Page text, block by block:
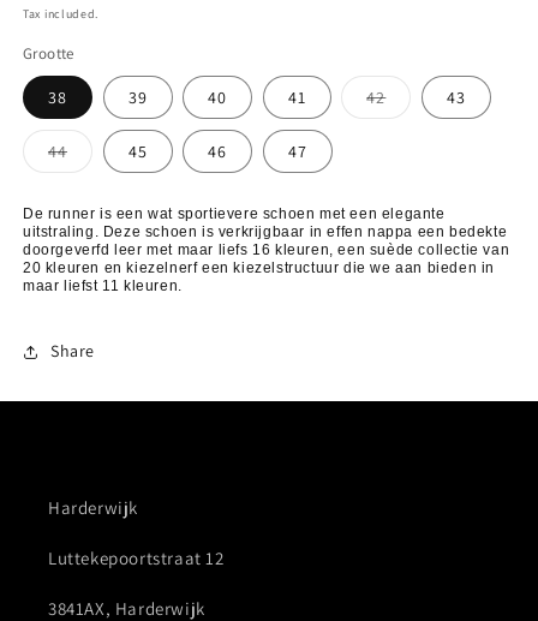
price
Tax included.
Grootte
38 39 40 41 42Variant
sold
43
44Variant
sold
unavailable
45 46 47
De runner is een wat sportievere schoen met een elegante
uitstraling. Deze schoen is verkrijgbaar in effen nappa een bedekte
doorgeverfd leer met maar liefs 16 kleuren, een suède collectie van
20 kleuren en kiezelnerf een kiezelstructuur die we aan bieden in
maar liefst 11 kleuren.
Share
Harderwijk
Luttekepoortstraat 12
3841AX, Harderwijk